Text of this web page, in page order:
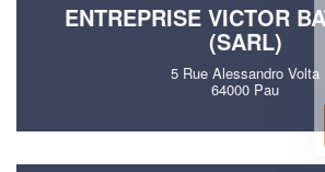
ENTREPRISE VICTOR
(SARL)
5 Rue Alessandro Volta
64000 Pau
Augmentez votre
margestout en
nouveaux clients!
En